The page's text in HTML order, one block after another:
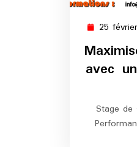
25
avec
Stage de